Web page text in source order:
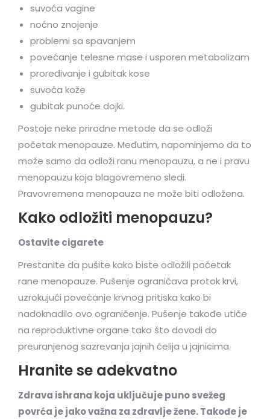
suvoća vagine
noćno znojenje
problemi sa spavanjem
povećanje telesne mase i usporen metabolizam
proređivanje i gubitak kose
suvoća kože
gubitak punoće dojki.
Postoje neke prirodne metode da se odloži
početak menopauze. Međutim, napominjemo da to
može samo da odloži ranu menopauzu, a ne i pravu
menopauzu koja blagovremeno sledi.
Pravovremena menopauza ne može biti odložena.
Kako odložiti menopauzu?
Ostavite cigarete
Prestanite da pušite kako biste odložili početak
rane menopauze. Pušenje ograničava protok krvi,
uzrokujući povećanje krvnog pritiska kako bi
nadoknadilo ovo ograničenje. Pušenje takođe utiče
na reproduktivne organe tako što dovodi do
preuranjenog sazrevanja jajnih ćelija u jajnicima.
Hranite se adekvatno
Zdrava ishrana koja uključuje puno svežeg
povrća je jako važna za zdravlje žene. Takođe je